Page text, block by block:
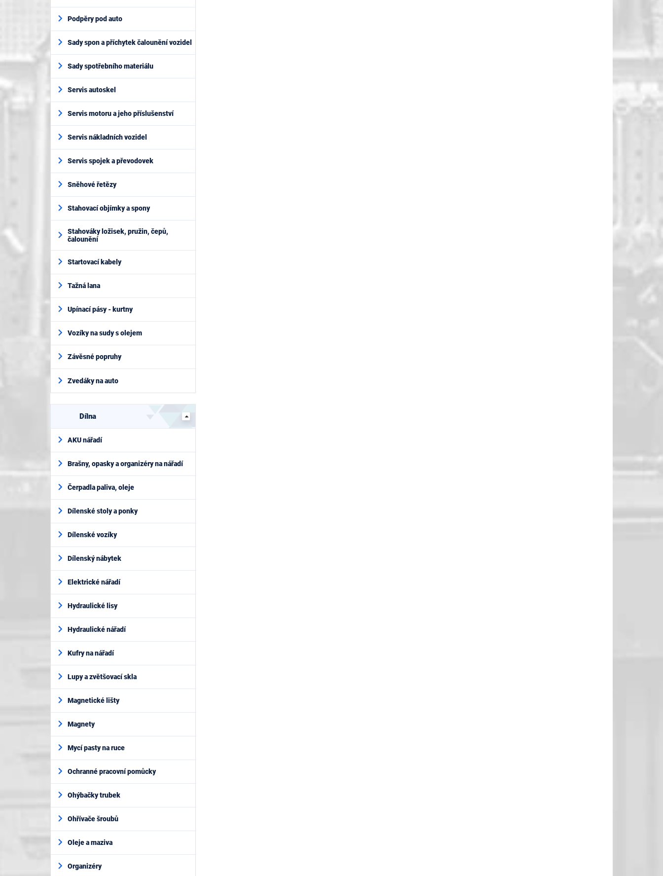
Podpěry pod auto
Sady spon a příchytek čalounění vozidel
Sady spotřebního materiálu
Servis autoskel
Servis motoru a jeho příslušenství
Servis nákladních vozidel
Servis spojek a převodovek
Sněhové řetězy
Stahovací objímky a spony
Stahováky ložisek, pružin, čepů,
čalounění
Startovací kabely
Tažná lana
Upínací pásy - kurtny
Vozíky na sudy s olejem
Závěsné popruhy
Zvedáky na auto
Dílna
AKU nářadí
Brašny, opasky a organizéry na nářadí
Čerpadla paliva, oleje
Dílenské stoly a ponky
Dílenské vozíky
Dílenský nábytek
Elektrické nářadí
Hydraulické lisy
Hydraulické nářadí
Kufry na nářadí
Lupy a zvětšovací skla
Magnetické lišty
Magnety
Mycí pasty na ruce
Ochranné pracovní pomůcky
Ohýbačky trubek
Ohřívače šroubů
Oleje a maziva
Organizéry